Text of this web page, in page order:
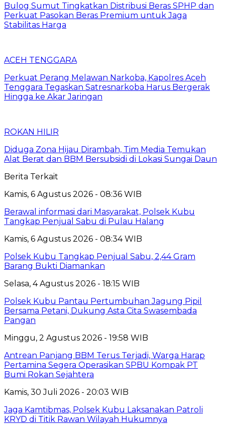
Bulog Sumut Tingkatkan Distribusi Beras SPHP dan
Perkuat Pasokan Beras Premium untuk Jaga
Stabilitas Harga
ACEH TENGGARA
Perkuat Perang Melawan Narkoba, Kapolres Aceh
Tenggara Tegaskan Satresnarkoba Harus Bergerak
Hingga ke Akar Jaringan
ROKAN HILIR
Diduga Zona Hijau Dirambah, Tim Media Temukan
Alat Berat dan BBM Bersubsidi di Lokasi Sungai Daun
Berita Terkait
Kamis, 6 Agustus 2026 - 08:36 WIB
Berawal informasi dari Masyarakat, Polsek Kubu
Tangkap Penjual Sabu di Pulau Halang
Kamis, 6 Agustus 2026 - 08:34 WIB
Polsek Kubu Tangkap Penjual Sabu, 2,44 Gram
Barang Bukti Diamankan
Selasa, 4 Agustus 2026 - 18:15 WIB
Polsek Kubu Pantau Pertumbuhan Jagung Pipil
Bersama Petani, Dukung Asta Cita Swasembada
Pangan
Minggu, 2 Agustus 2026 - 19:58 WIB
Antrean Panjang BBM Terus Terjadi, Warga Harap
Pertamina Segera Operasikan SPBU Kompak PT
Bumi Rokan Sejahtera
Kamis, 30 Juli 2026 - 20:03 WIB
Jaga Kamtibmas, Polsek Kubu Laksanakan Patroli
KRYD di Titik Rawan Wilayah Hukumnya